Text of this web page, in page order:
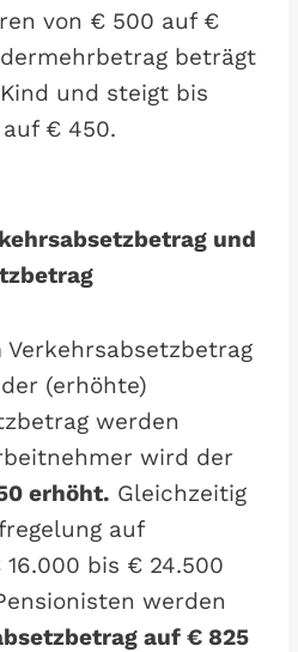
von € 500 auf €
beträgt
und steigt bis
€ 450.
und
Verkehrsabsetzbetrag
(erhöhte)
werden
wird der
erhöht. Gleichzeitig
auf
bis € 24.500
werden
auf € 825